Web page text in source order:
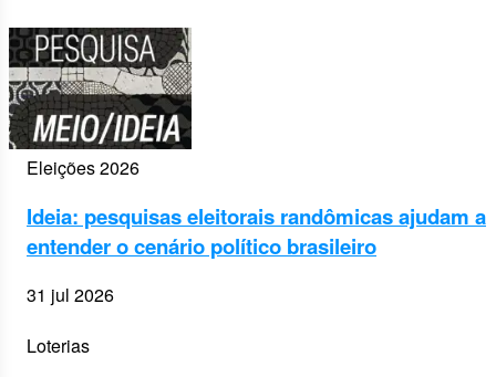
Eleições 2026
Ideia: pesquisas eleitorais randômicas ajudam a
entender o cenário político brasileiro
31 jul 2026
Loterias